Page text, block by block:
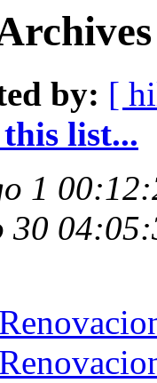
by: [
list...
1
30